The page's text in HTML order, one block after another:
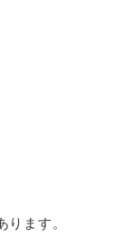
ます。